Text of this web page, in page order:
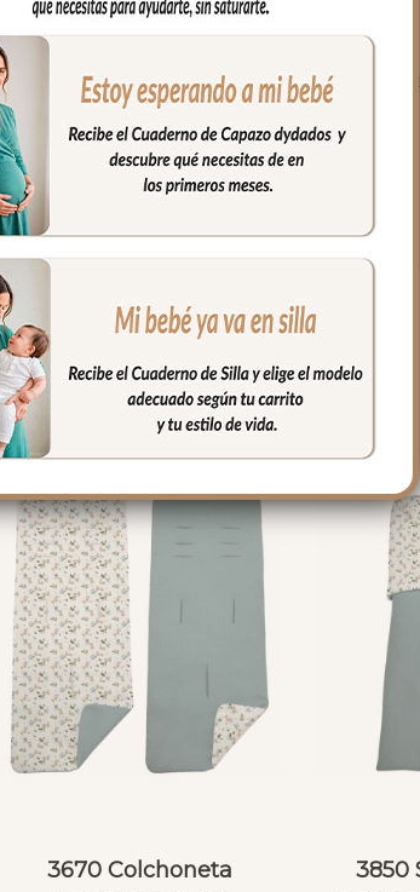
a la mayoría de los capazos.
la parte de arriba del capazo y los bordes en
estampada.
en el mismo tejido que el babero.
abrasivos y secado al natural.
RELACIONADOS
3670 Colchoneta
3850